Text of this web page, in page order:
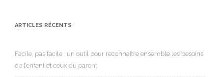
ARTICLES RÉCENTS
Facile, pas facile : un outil pour reconnaître ensemble les besoins
de l’enfant et ceux du parent